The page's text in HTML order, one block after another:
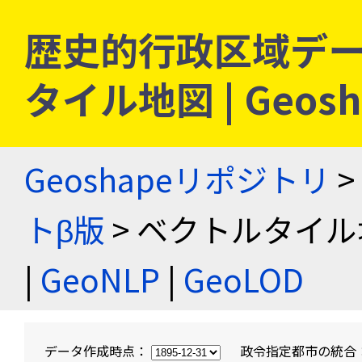
歴史的行政区域デ
タイル地図 |
Geoshapeリポジトリ >
トβ版 > ベクトルタイ
| GeoNLP | GeoLOD
データ作成時点： 政令指定都市の統